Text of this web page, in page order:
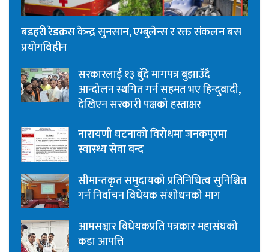
बडहरी रेडक्रस केन्द्र सुनसान, एम्बुलेन्स र रक्त संकलन बस
प्रयोगविहीन
सरकारलाई १३ बुँदे मागपत्र बुझाउँदै
आन्दोलन स्थगित गर्न सहमत भए हिन्दुवादी,
देखिएन सरकारी पक्षको हस्ताक्षर
नारायणी घटनाको विरोधमा जनकपुरमा
स्वास्थ्य सेवा बन्द
सीमान्तकृत समुदायको प्रतिनिधित्व सुनिश्चित
गर्न निर्वाचन विधेयक संशोधनको माग
आमसञ्चार विधेयकप्रति पत्रकार महासंघको
कडा आपत्ति